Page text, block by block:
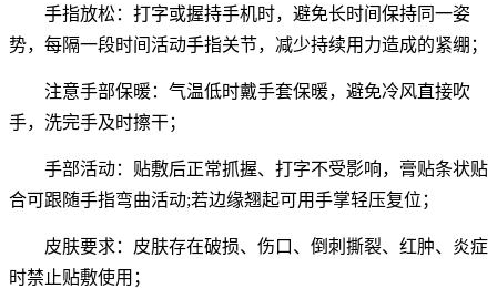
手指放松：打字或握持手机时，避免长时间保持同一姿
势，每隔一段时间活动手指关节，减少持续用力造成的紧绷；
注意手部保暖：气温低时戴手套保暖，避免冷风直接吹
手，洗完手及时擦干；
手部活动：贴敷后正常抓握、打字不受影响，膏贴条状贴
合可跟随手指弯曲活动;若边缘翘起可用手掌轻压复位；
皮肤要求：皮肤存在破损、伤口、倒刺撕裂、红肿、炎症
时禁止贴敷使用；